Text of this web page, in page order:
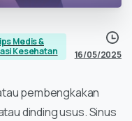
Medis &
Kesehatan
16/05/2025
pembengkakan
dinding usus. Sinus